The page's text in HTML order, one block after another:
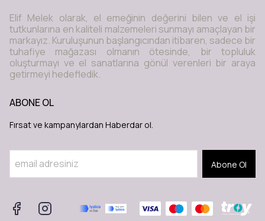
Elif Melek olarak, el emeğinin değerini bilen ve el işi
tutkunlarına en kaliteli malzemeleri sunmayı amaçlayan bir
markayız. Kuruluşunun başlangıcından itibaren, sadece bir
tuhafiye mağazası olmanın ötesinde, bir topluluk
oluşturmayı ve el sanatlarına gönül verenleri bir araya
getirmeyi hedefledik.
ABONE OL
Fırsat ve kampanylardan Haberdar ol.
Abone Ol